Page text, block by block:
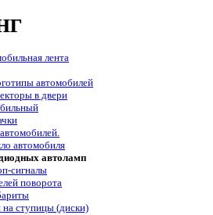
лента
автомобилей
в двери
автомобиля
автоламп
сигналы
поворота
ступицы (диски)